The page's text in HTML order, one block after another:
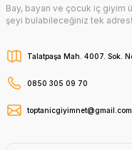
Bay, bayan ve çocuk iç giyim
şeyi bulabileceğiniz tek
Talatpaşa Mah. 4007. Sok.
0850 305 09 70
toptanicgiyimnet@gmail.com